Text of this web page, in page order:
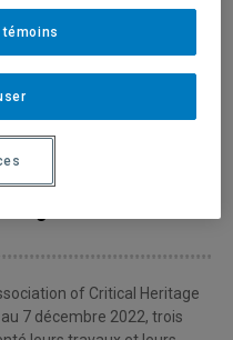
au 6e congrès de
of Critical Heritage
7 décembre 2022, trois